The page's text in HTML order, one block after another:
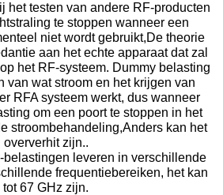
het testen van andere RF-producten
te stoppen wanneer een
niet wordt gebruikt,De theorie
aan het echte apparaat dat zal
het RF-systeem. Dummy belasting
van wat stroom en het krijgen van
RFA systeem werkt, dus wanneer
om een poort te stoppen in het
stroombehandeling,Anders kan het
oververhit zijn..
leveren in verschillende
frequentiebereiken, het kan
tot 67 GHz zijn.